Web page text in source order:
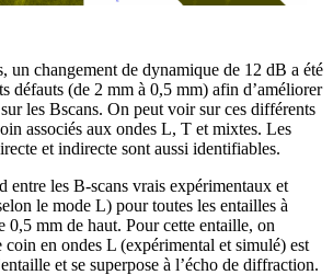
un changement de dynamique de 12 dB a été
défauts (de 2 mm à 0,5 mm) afin d’améliorer
les Bscans. On peut voir sur ces différents
associés aux ondes L, T et mixtes. Les
et indirecte sont aussi identifiables.
entre les B-scans vrais expérimentaux et
le mode L) pour toutes les entailles à
0,5 mm de haut. Pour cette entaille, on
coin en ondes L (expérimental et simulé) est
et se superpose à l’écho de diffraction.